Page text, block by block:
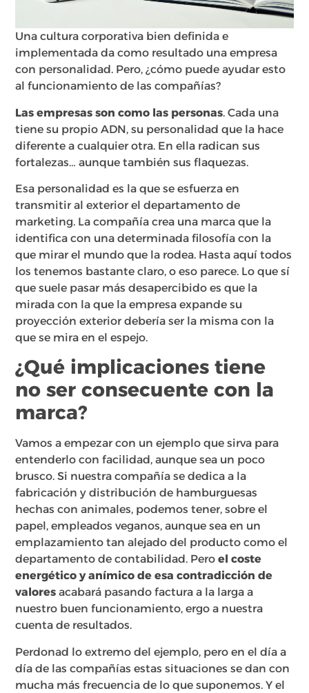
Una cultura corporativa bien definida e
implementada da como resultado una empresa
con personalidad. Pero, ¿cómo puede ayudar esto
al funcionamiento de las compañías?
Las empresas son como las personas. Cada una
tiene su propio ADN, su personalidad que la hace
diferente a cualquier otra. En ella radican sus
fortalezas… aunque también sus flaquezas.
Esa personalidad es la que se esfuerza en
transmitir al exterior el departamento de
marketing. La compañía crea una marca que la
identifica con una determinada filosofía con la
que mirar el mundo que la rodea. Hasta aquí todos
los tenemos bastante claro, o eso parece. Lo que sí
que suele pasar más desapercibido es que la
mirada con la que la empresa expande su
proyección exterior debería ser la misma con la
que se mira en el espejo.
¿Qué implicaciones tiene
no ser consecuente con la
marca?
Vamos a empezar con un ejemplo que sirva para
entenderlo con facilidad, aunque sea un poco
brusco. Si nuestra compañía se dedica a la
fabricación y distribución de hamburguesas
hechas con animales, podemos tener, sobre el
papel, empleados veganos, aunque sea en un
emplazamiento tan alejado del producto como el
departamento de contabilidad. Peroel coste
energético y anímico de esa contradicción de
valores acabará pasando factura a la larga a
nuestro buen funcionamiento, ergo a nuestra
cuenta de resultados.
Perdonad lo extremo del ejemplo, pero en el día a
día de las compañías estas situaciones se dan con
mucha más frecuencia de lo que suponemos. Y el